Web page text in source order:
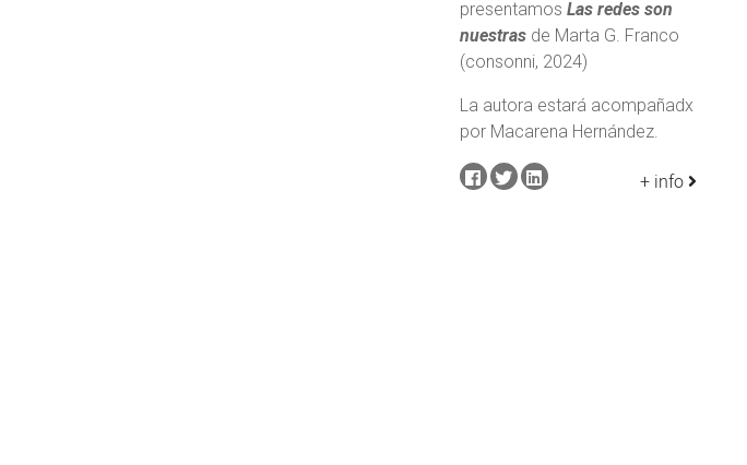
presentamos Las redes son
nuestrasde Marta G. Franco
(consonni, 2024)
La autora estará acompañadx
por Macarena Hernández.
+ info